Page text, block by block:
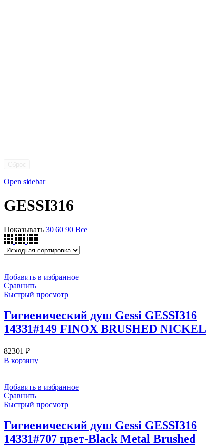
Open sidebar
GESSI316
Показывать 30 60 90 Все
Добавить в избранное
Сравнить
Быстрый просмотр
Гигиенический душ Gessi GESSI316
14331#149 FINOX BRUSHED NICKEL
82301 ₽
В корзину
Добавить в избранное
Сравнить
Быстрый просмотр
Гигиенический душ Gessi GESSI316
14331#707 цвет-Black Metal Brushed